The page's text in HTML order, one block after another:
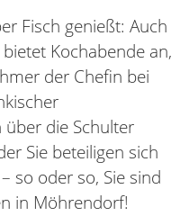
Fisch genießt: Auch
Kochabende an,
der Chefin bei
über die Schulter
Sie beteiligen sich
so oder so, Sie sind
in Möhrendorf!